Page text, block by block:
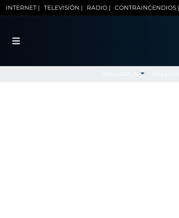
INTERNET | TELEVISIÓN | RADIO | CONTRAINCENDIOS |